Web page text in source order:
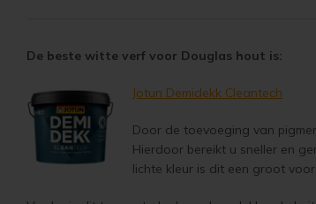
De beste witte verf voor Douglas hout is:
Jotun Demidekk Cleantech
Door de toevoeging van
Hierdoor bereikt u sneller en
lichte kleur is dit een groot